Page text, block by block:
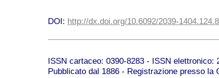
DOI: http://dx.doi.org/10.6092/2039-
ISSN cartaceo: 0390-8283 - ISSN
Pubblicato dal 1886 - Registrazione presso la